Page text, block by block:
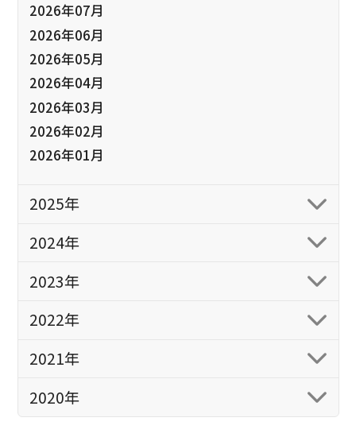
2026年07月
2026年06月
2026年05月
2026年04月
2026年03月
2026年02月
2026年01月
2025年
2024年
2023年
2022年
2021年
2020年